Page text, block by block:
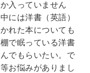
キャンプ
・クライミング
入っていません
には洋書（英語）
れた本についても
で眠っている洋書
でもらいたい。で
お悩みがありまし